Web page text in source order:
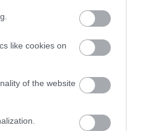
like cookies on
of the website